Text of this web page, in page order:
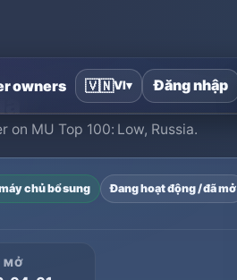
owners 🇻🇳VI▾ Đăng nhập
of Etheria
MU Top 100: Low, Russia.
chủ bổ sung Đang hoạt động / đã mở
MỞ